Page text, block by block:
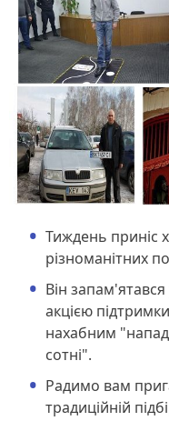
Тиждень приніс
різноманітних
Він
акцією
нахабним
сотні".
Радимо вам
традиційній